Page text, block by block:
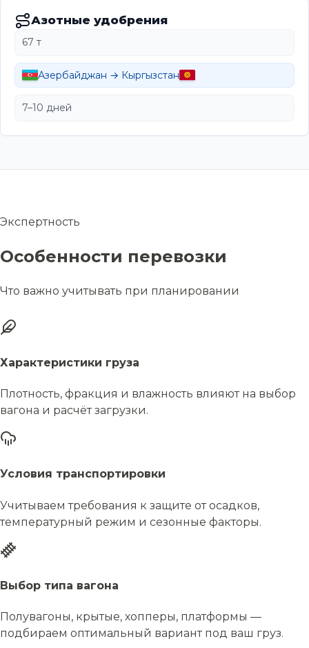
Азотные удобрения
67 т
Азербайджан → Кыргызстан
7–10 дней
Экспертность
Особенности перевозки
Что важно учитывать при планировании
Характеристики груза
Плотность, фракция и влажность влияют на выбор
вагона и расчёт загрузки.
Условия транспортировки
Учитываем требования к защите от осадков,
температурный режим и сезонные факторы.
Выбор типа вагона
Полувагоны, крытые, хопперы, платформы —
подбираем оптимальный вариант под ваш груз.